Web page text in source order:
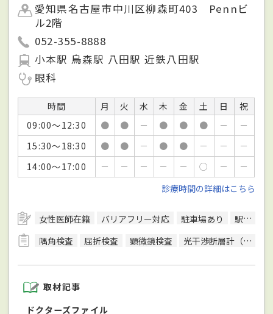
愛知県名古屋市中川区柳森町403 Pennビ
ル2階
052-355-8888
小本駅 烏森駅 八田駅 近鉄八田駅
眼科
時間 月 火 水 木 金 土 日
祝
09:00～12:30
● ● － ● ● ● －
－
15:30～18:30
● ● － ● ● － －
－
14:00～17:00
－ － － － － ○ －
－
診療時間の詳細はこちら
女性医師在籍 バリアフリー対応 駐車場あり
駅徒歩5分圏内
隅角検査
屈折検査 顕微鏡検査 光干渉断層計（OCT）検査
取材記事
ドクターズファイル